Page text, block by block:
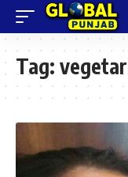
Tag: